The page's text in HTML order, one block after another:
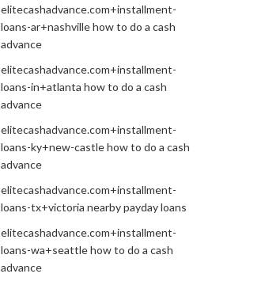
elitecashadvance.com+installment-
loans-ar+nashville how to do a cash
advance
elitecashadvance.com+installment-
loans-in+atlanta how to do a cash
advance
elitecashadvance.com+installment-
loans-ky+new-castle how to do a cash
advance
elitecashadvance.com+installment-
loans-tx+victoria nearby payday loans
elitecashadvance.com+installment-
loans-wa+seattle how to do a cash
advance